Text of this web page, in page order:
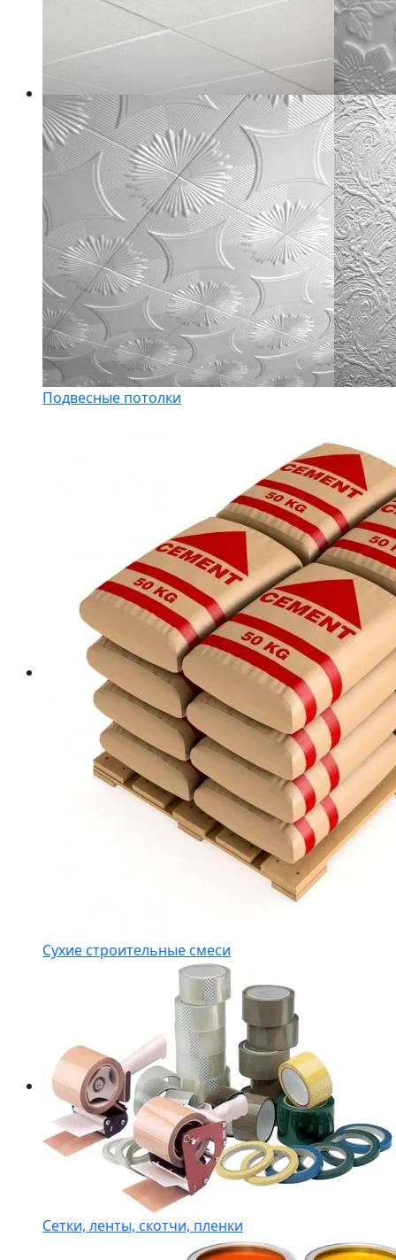
Подвесные потолки
Сухие строительные смеси
Сетки, ленты, скотчи, пленки